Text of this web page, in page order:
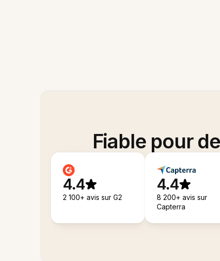
Fiable pour
4.4
2 100+ avis sur G2
4.4
8 200+ avis sur
Capterra